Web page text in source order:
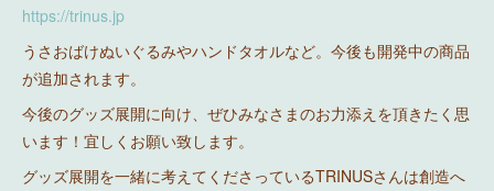
https://trinus.jp
うさおばけぬいぐるみやハンドタオルなど。今後も開発中の商品
が追加されます。
今後のグッズ展開に向け、ぜひみなさまのお力添えを頂きたく思
います！宜しくお願い致します。
グッズ展開を一緒に考えてくださっているTRINUSさんは創造へ